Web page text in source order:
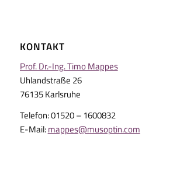
KONTAKT
Prof. Dr.-Ing. Timo Mappes
Uhlandstraße 26
76135 Karlsruhe
Telefon: 01520 – 1600832
E-Mail:mappes@musoptin.com